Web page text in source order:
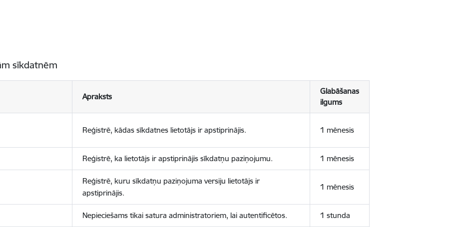
sīkdatnēm
Apraksts
Glabāšanas
ilgums
Reģistrē, kādas sīkdatnes lietotājs ir apstiprinājis. 1 mēnesis
Reģistrē, ka lietotājs ir apstiprinājis sīkdatņu paziņojumu. 1 mēnesis
Reģistrē, kuru sīkdatņu paziņojuma versiju lietotājs ir
apstiprinājis.
1 mēnesis
Nepieciešams tikai satura administratoriem, lai autentificētos. 1 stunda